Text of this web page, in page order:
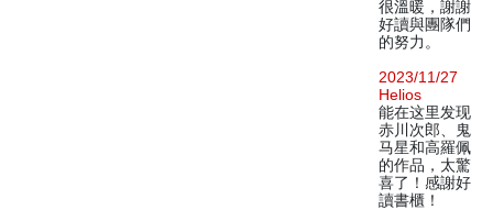
很溫暖，謝謝
好讀與團隊們
的努力。
2023/11/27
Helios
能在这里发现
赤川次郎、鬼
马星和高羅佩
的作品，太驚
喜了！感謝好
讀書櫃！